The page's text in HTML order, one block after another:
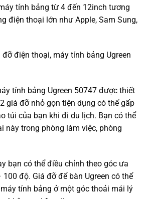
tính bảng từ 4 đến 12inch tương
điện thoại lớn như Apple, Sam Sung,
điện thoại, máy tính bảng Ugreen
tính bảng Ugreen 50747 được thiết
giá đỡ nhỏ gọn tiện dụng có thể gấp
túi của bạn khi đi du lịch. Bạn có thể
này trong phòng làm việc, phòng
bạn có thể điều chỉnh theo góc ưa
độ. Giá đỡ để bàn Ugreen có thể
tính bảng ở một góc thoải mái lý